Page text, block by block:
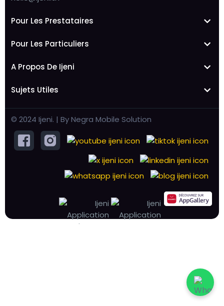
Pour Les Prestataires
Pour Les Particuliers
A Propos De Ijeni
Sujets Utiles
© 2024 Ijeni. | By Negra Mobile Solution